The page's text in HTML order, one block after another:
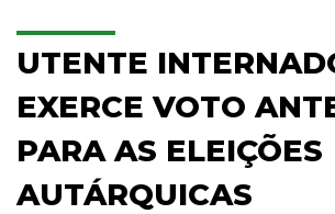
UTENTE
EXERCE VOTO
PARA AS ELEIÇÕES
AUTÁRQUICAS